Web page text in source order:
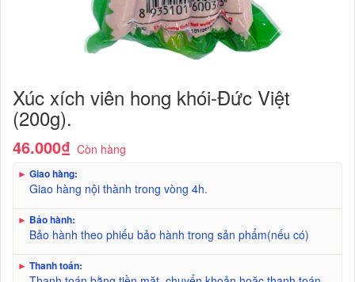
Xúc xích viên hong khói-Đức Việt
(200g).
46.000₫ Còn hàng
► Giao hàng:
Giao hàng nội thành trong vòng 4h.
► Bảo hành:
Bảo hành theo phiếu bảo hành trong sản phẩm(nếu có)
► Thanh toán: